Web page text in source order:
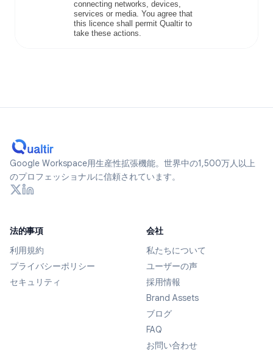
Google Workspace用生産性拡張機能。世界中の1,500万人以上
のプロフェッショナルに信頼されています。
法的事項
利用規約
プライバシーポリシー
セキュリティ
会社
私たちについて
ユーザーの声
採用情報
Brand Assets
ブログ
FAQ
お問い合わせ